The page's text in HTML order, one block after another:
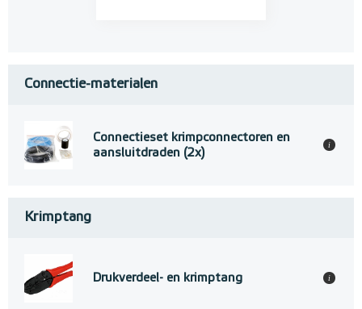
Connectie-materialen
Connectieset krimpconnectoren en
aansluitdraden (2x)
i
Krimptang
Drukverdeel- en krimptang i